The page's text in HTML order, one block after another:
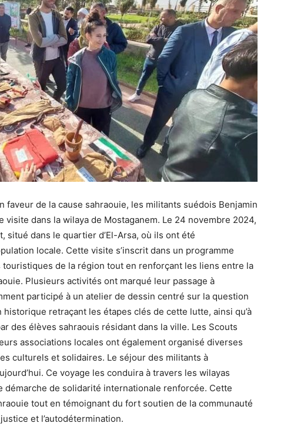
faveur de la cause sahraouie, les militants suédois Benjamin
visite dans la wilaya de Mostaganem. Le 24 novembre 2024,
situé dans le quartier d’El-Arsa, où ils ont été
locale. Cette visite s’inscrit dans un programme
de la région tout en renforçant les liens entre la
Plusieurs activités ont marqué leur passage à
participé à un atelier de dessin centré sur la question
retraçant les étapes clés de cette lutte, ainsi qu’à
des élèves sahraouis résidant dans la ville. Les Scouts
associations locales ont également organisé diverses
culturels et solidaires. Le séjour des militants à
Ce voyage les conduira à travers les wilayas
démarche de solidarité internationale renforcée. Cette
tout en témoignant du fort soutien de la communauté
et l’autodétermination.